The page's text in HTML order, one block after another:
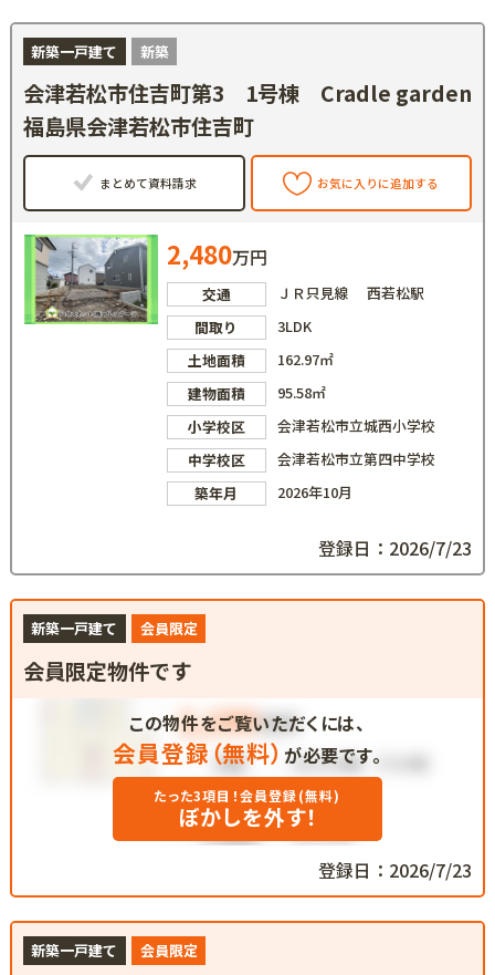
新築一戸建て 新築
会津若松市住吉町第3 1号棟 Cradle garden
福島県会津若松市住吉町
まとめて資料請求 お気に入りに追加する
2,480万円
交通
ＪＲ只見線 西若松駅
間取り
3LDK
土地面積
162.97㎡
建物面積
95.58㎡
小学校区
会津若松市立城西小学校
中学校区
会津若松市立第四中学校
築年月
2026年10月
登録日：2026/7/23
新築一戸建て 会員限定
会員限定物件です
この物件をご覧いただくには、
会員登録（無料） が必要です。
たった3項目！会員登録(無料)
ぼかしを外す！
登録日：2026/7/23
新築一戸建て 会員限定